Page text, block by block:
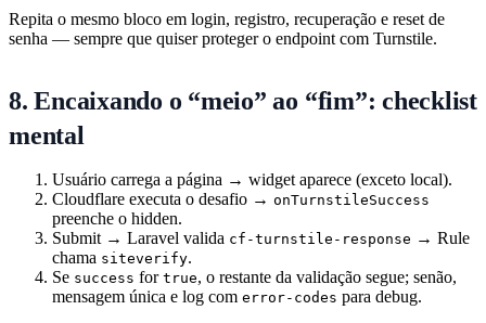
Repita o mesmo bloco em login, registro, recuperação e reset de
senha — sempre que quiser proteger o endpoint com Turnstile.
8. Encaixando o “meio” ao “fim”: checklist
mental
Usuário carrega a página → widget aparece (exceto local).
Cloudflare executa o desafio → onTurnstileSuccess
preenche o hidden.
Submit → Laravel valida cf-turnstile-response → Rule
chama siteverify.
Se success for true, o restante da validação segue; senão,
mensagem única e log com error-codes para debug.